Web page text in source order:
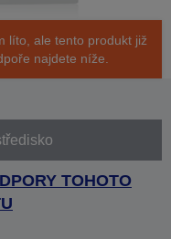
líto, ale tento produkt již
najdete níže.
TOHOTO